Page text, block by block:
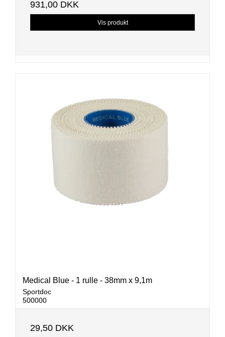
931,00 DKK
Vis produkt
Medical Blue - 1 rulle - 38mm x 9,1m
Sportdoc
500000
29,50 DKK